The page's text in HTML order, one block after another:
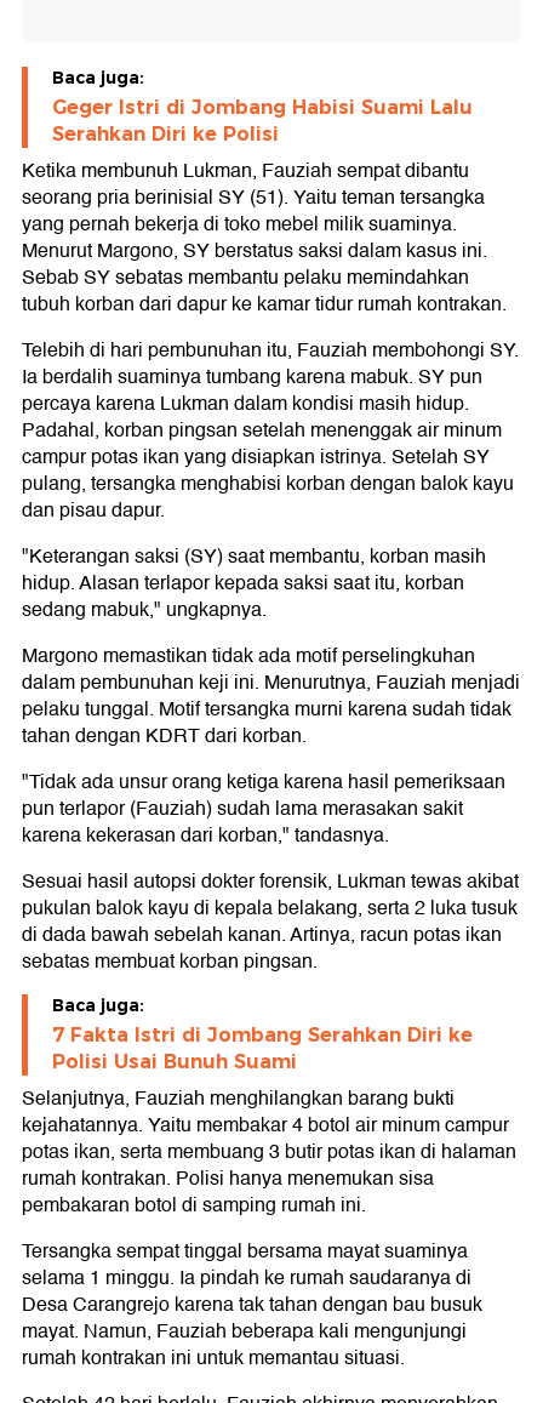
Baca juga:
Geger Istri di Jombang Habisi Suami Lalu
Serahkan Diri ke Polisi
Ketika membunuh Lukman, Fauziah sempat dibantu
seorang pria berinisial SY (51). Yaitu teman tersangka
yang pernah bekerja di toko mebel milik suaminya.
Menurut Margono, SY berstatus saksi dalam kasus ini.
Sebab SY sebatas membantu pelaku memindahkan
tubuh korban dari dapur ke kamar tidur rumah kontrakan.
Telebih di hari pembunuhan itu, Fauziah membohongi SY.
Ia berdalih suaminya tumbang karena mabuk. SY pun
percaya karena Lukman dalam kondisi masih hidup.
Padahal, korban pingsan setelah menenggak air minum
campur potas ikan yang disiapkan istrinya. Setelah SY
pulang, tersangka menghabisi korban dengan balok kayu
dan pisau dapur.
"Keterangan saksi (SY) saat membantu, korban masih
hidup. Alasan terlapor kepada saksi saat itu, korban
sedang mabuk," ungkapnya.
Margono memastikan tidak ada motif perselingkuhan
dalam pembunuhan keji ini. Menurutnya, Fauziah menjadi
pelaku tunggal. Motif tersangka murni karena sudah tidak
tahan dengan KDRT dari korban.
"Tidak ada unsur orang ketiga karena hasil pemeriksaan
pun terlapor (Fauziah) sudah lama merasakan sakit
karena kekerasan dari korban," tandasnya.
Sesuai hasil autopsi dokter forensik, Lukman tewas akibat
pukulan balok kayu di kepala belakang, serta 2 luka tusuk
di dada bawah sebelah kanan. Artinya, racun potas ikan
sebatas membuat korban pingsan.
Baca juga:
7 Fakta Istri di Jombang Serahkan Diri ke
Polisi Usai Bunuh Suami
Selanjutnya, Fauziah menghilangkan barang bukti
kejahatannya. Yaitu membakar 4 botol air minum campur
potas ikan, serta membuang 3 butir potas ikan di halaman
rumah kontrakan. Polisi hanya menemukan sisa
pembakaran botol di samping rumah ini.
Tersangka sempat tinggal bersama mayat suaminya
selama 1 minggu. Ia pindah ke rumah saudaranya di
Desa Carangrejo karena tak tahan dengan bau busuk
mayat. Namun, Fauziah beberapa kali mengunjungi
rumah kontrakan ini untuk memantau situasi.